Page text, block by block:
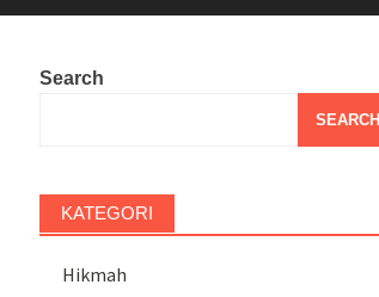
Search
SEARCH
KATEGORI
Hikmah